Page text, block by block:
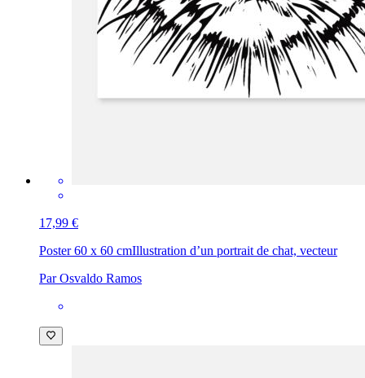
17,99 €
Poster 60 x 60 cmIllustration d’un portrait de chat, vecteur
Par Osvaldo Ramos